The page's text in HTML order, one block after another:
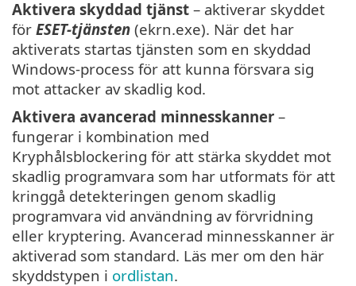
Aktivera skyddad tjänst – aktiverar skyddet
för ESET-tjänsten (ekrn.exe). När det har
aktiverats startas tjänsten som en skyddad
Windows-process för att kunna försvara sig
mot attacker av skadlig kod.
Aktivera avancerad minnesskanner –
fungerar i kombination med
Kryphålsblockering för att stärka skyddet mot
skadlig programvara som har utformats för att
kringgå detekteringen genom skadlig
programvara vid användning av förvridning
eller kryptering. Avancerad minnesskanner är
aktiverad som standard. Läs mer om den här
skyddstypen i ordlistan.